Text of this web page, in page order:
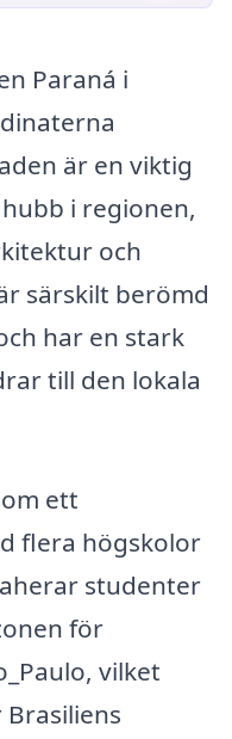
Paraná i
är en viktig
i regionen,
och
särskilt berömd
har en stark
till den lokala
ett
flera högskolor
studenter
för
vilket